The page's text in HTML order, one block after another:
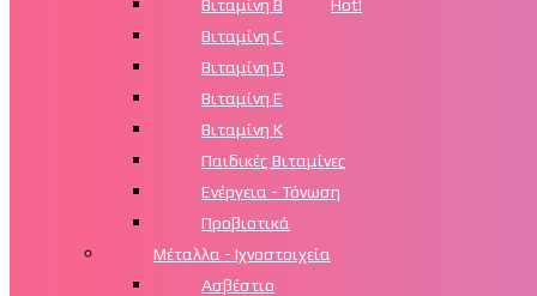
Βιταμίνη Β
Hot!
Βιταμίνη C
Βιταμίνη D
Βιταμίνη Ε
Βιταμίνη Κ
Παιδικές Βιταμίνες
Ενέργεια - Τόνωση
Προβιοτικά
Μέταλλα - Ιχνοστοιχεία
Ασβέστιο